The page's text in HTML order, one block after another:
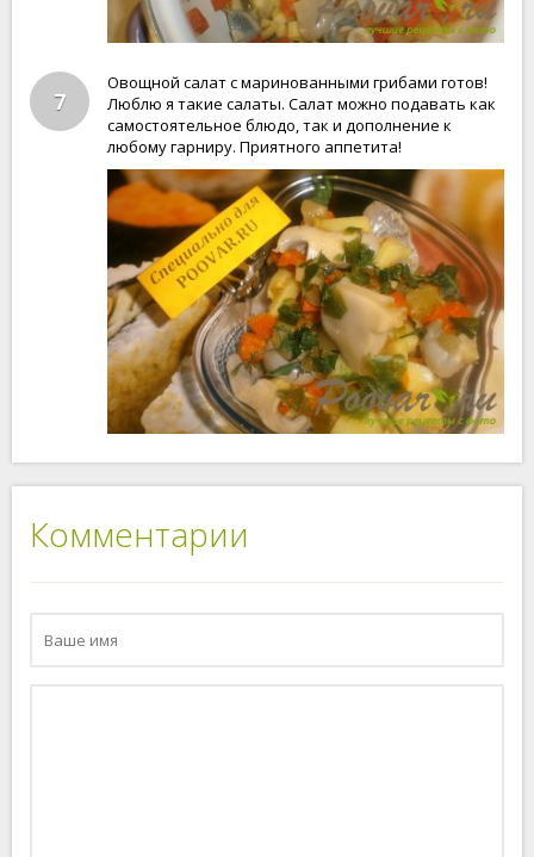
7
Овощной салат с маринованными грибами готов!
Люблю я такие салаты. Салат можно подавать как
самостоятельное блюдо, так и дополнение к
любому гарниру. Приятного аппетита!
Комментарии